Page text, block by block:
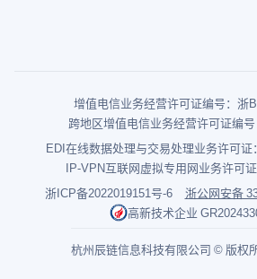
增值电信业务经营许可证编号：浙
跨地区增值电信业务经营许可证编
EDI在线数据处理与交易处理业务许可证
IP-VPN互联网虚拟专用网业务许可
浙ICP备2022019151号-6
浙公网安备
高新技术企业
杭州辰链信息科技有限公司 © 版权